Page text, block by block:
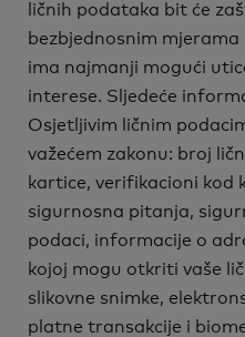
ličnih podataka bit će
bezbjednosnim
ima najmanji mogući
interese. Sljedeće
Osjetljivim ličnim
važećem zakonu: broj
kartice, verifikacioni kod
sigurnosna pitanja,
podaci, informacije o
kojoj mogu otkriti vaše
slikovne snimke,
platne transakcije i